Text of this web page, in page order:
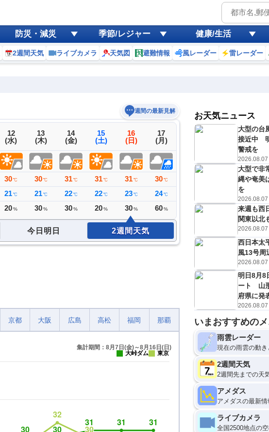
防災・減災 季節/レジャー 健康/生活
2週間天気 ライブカメラ 天気図 避難情報 風レーダー 雷レーダー
週間の最新見解
12
(水)
30℃
21℃
20%
13
(木)
30℃
21℃
30%
14
(金)
31℃
22℃
30%
15
(土)
31 ℃
22 ℃
20 %
16
(日)
31 ℃
23 ℃
30 %
17
(月)
30 ℃
24 ℃
60 %
18
%
20
(木)
C
31℃
20%
今日明日 2週間天気
京都 大阪 広島 高松 福岡 那覇
集計期間：8月7日(金)～8月16日(日)
大峠ダム
東京
お天気ニュース
大型の台
接近中
警戒を
2026.08.07
大型で非
縄や奄美
を
来週も西
関東以北
西日本太
風13号周
明日8月8
ート 山
府県に発
2026.08.07
いまおすすめの
雨雲レーダー
現在の雨雲の動
2週間天気
2週間先までの天
アメダス
アメダスの最新
ライブカメラ
全国2500地点の